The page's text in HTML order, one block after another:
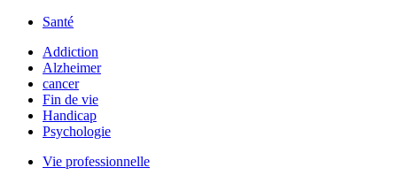
Santé
Addiction
Alzheimer
cancer
Fin de vie
Handicap
Psychologie
Vie professionnelle